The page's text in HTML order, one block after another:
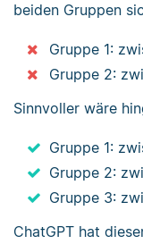
beiden Gruppen
Gruppe 1:
Gruppe 2:
Sinnvoller wäre
Gruppe 1:
Gruppe 2:
Gruppe 3:
ChatGPT hat